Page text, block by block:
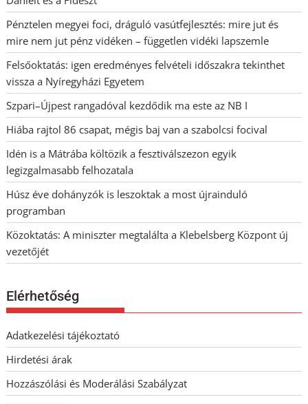
Pénztelen megyei foci, dráguló vasútfejlesztés: mire jut és
mire nem jut pénz vidéken – független vidéki lapszemle
Felsőoktatás: igen eredményes felvételi időszakra tekinthet
vissza a Nyíregyházi Egyetem
Szpari–Újpest rangadóval kezdődik ma este az NB I
Hiába rajtol 86 csapat, mégis baj van a szabolcsi focival
Idén is a Mátrába költözik a fesztiválszezon egyik
legizgalmasabb felhozatala
Húsz éve dohányzók is leszoktak a most újrainduló
programban
Közoktatás: A miniszter megtalálta a Klebelsberg Központ új
vezetőjét
Elérhetőség
Adatkezelési tájékoztató
Hirdetési árak
Hozzászólási és Moderálási Szabályzat